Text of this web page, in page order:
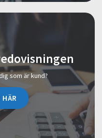
som är kund?
HÄR